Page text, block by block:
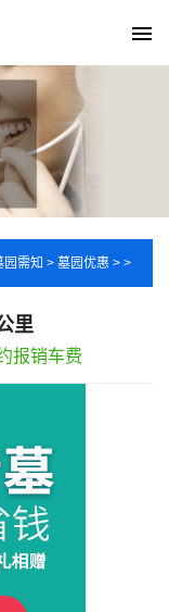
园需知 > 墓园优惠 > >
里
报销车费